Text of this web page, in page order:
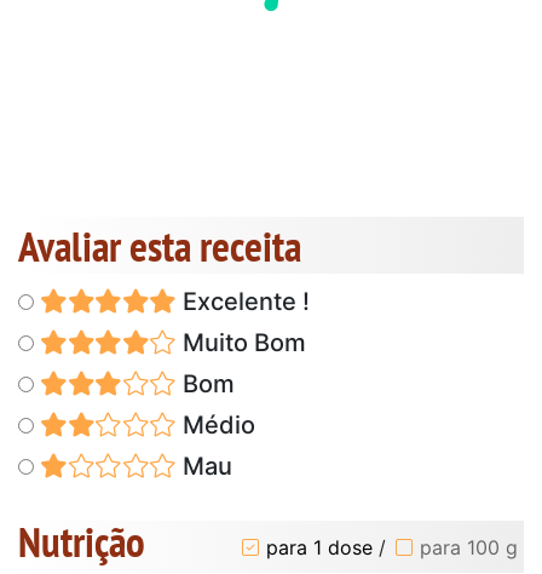
Avaliar esta receita
Excelente !
Muito Bom
Bom
Médio
Mau
Nutrição para 1 dose / para 100 g